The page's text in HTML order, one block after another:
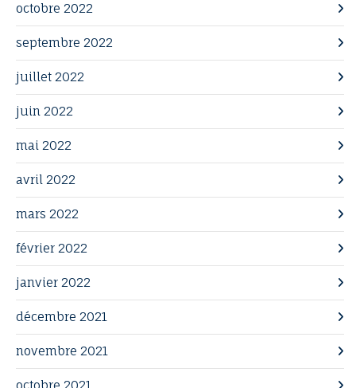
octobre 2022
septembre 2022
juillet 2022
juin 2022
mai 2022
avril 2022
mars 2022
février 2022
janvier 2022
décembre 2021
novembre 2021